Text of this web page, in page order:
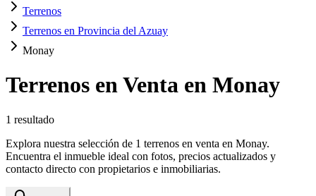
Terrenos
Terrenos en Provincia del Azuay
Monay
Terrenos en Venta en Monay
1 resultado
Explora nuestra selección de 1 terrenos en venta en Monay.
Encuentra el inmueble ideal con fotos, precios actualizados y
contacto directo con propietarios e inmobiliarias.